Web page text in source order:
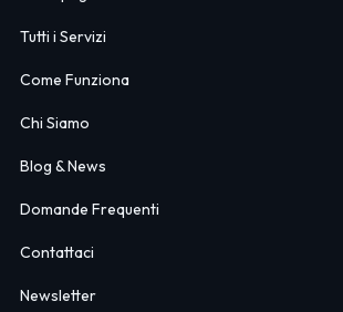
Tutti i Servizi
Come Funziona
Chi Siamo
Blog & News
Domande Frequenti
Contattaci
Newsletter